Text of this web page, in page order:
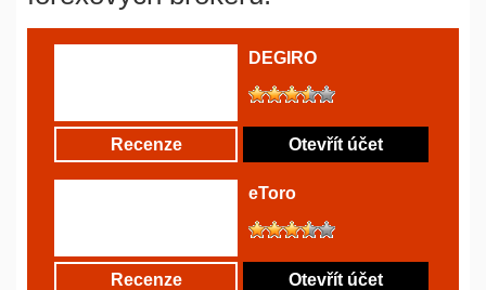
DEGIRO
Recenze Otevřít účet
eToro
Recenze Otevřít účet